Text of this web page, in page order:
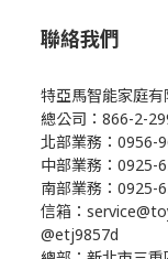
聯絡我們
特亞馬智能家庭
總公司：866-2-
北部業務：0956-
中部業務：0925-
南部業務：0925-
信箱：
@etj9857d